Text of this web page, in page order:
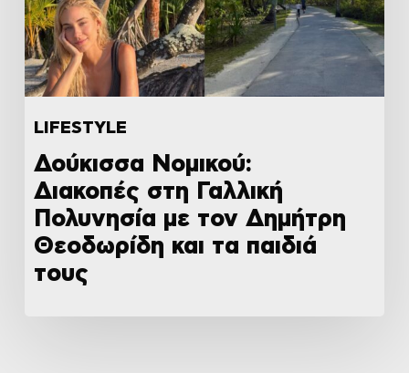
LIFESTYLE
Δούκισσα Νομικού:
Διακοπές στη Γαλλική
Πολυνησία με τον Δημήτρη
Θεοδωρίδη και τα παιδιά
τους